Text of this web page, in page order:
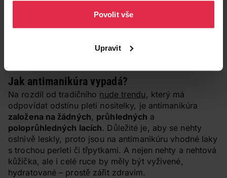
osobních údajů.
Povolit vše
Upravit
Uzdravené nehty můžete znovu začít lakovat – jaké
dekor je nejen přívětivý pro zdraví nehtů, ale i snadno
Jak antimanikúra vypadá?
Na rozdíl od tradičního nude trendu , který má
odpovídat odstínu pleti nositelky, je antimanikúra
založena na žádných, průhledných a
poloprůhledných lacích. Důležité je, aby se nehty
oslnivě leskly, proto jsou na antimanikúru vhodné laky
s trochou perleti či třpytkami. A nejen nehty a nehtová
kůžička, ale i celé ruce by měly být vyživené,
hydratované – prostě zářit zdravím.